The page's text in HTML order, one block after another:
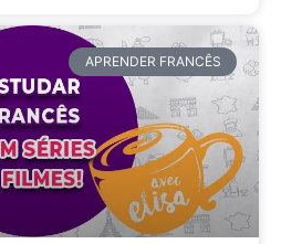
APRENDER FRANCÊS